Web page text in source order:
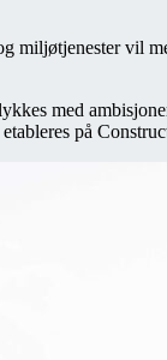
miljøtjenester vil
med
på